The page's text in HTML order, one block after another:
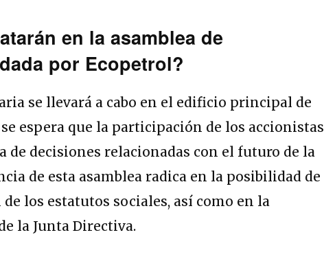
en la asamblea de
por Ecopetrol?
se llevará a cabo en el edificio principal de
espera que la participación de los accionistas
de decisiones relacionadas con el futuro de la
de esta asamblea radica en la posibilidad de
los estatutos sociales, así como en la
la Junta Directiva.